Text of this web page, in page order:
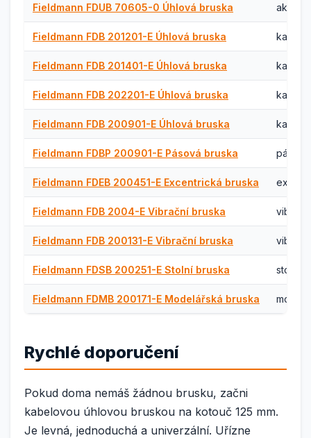
Fieldmann FDUB 70605-0 Úhlová bruska aku
Fieldmann FDB 201201-E Úhlová bruska
Fieldmann FDB 201401-E Úhlová bruska
Fieldmann FDB 202201-E Úhlová bruska
Fieldmann FDB 200901-E Úhlová bruska
Fieldmann FDBP 200901-E Pásová bruska
Fieldmann FDEB 200451-E Excentrická bruska
Fieldmann FDB 2004-E Vibrační bruska
Fieldmann FDB 200131-E Vibrační bruska
Fieldmann FDSB 200251-E Stolní bruska stolní
Fieldmann FDMB 200171-E Modelářská bruska
Rychlé doporučení
Pokud doma nemáš žádnou brusku, začni
kabelovou úhlovou bruskou na kotouč 125 mm.
Je levná, jednoduchá a univerzální. Uřízne